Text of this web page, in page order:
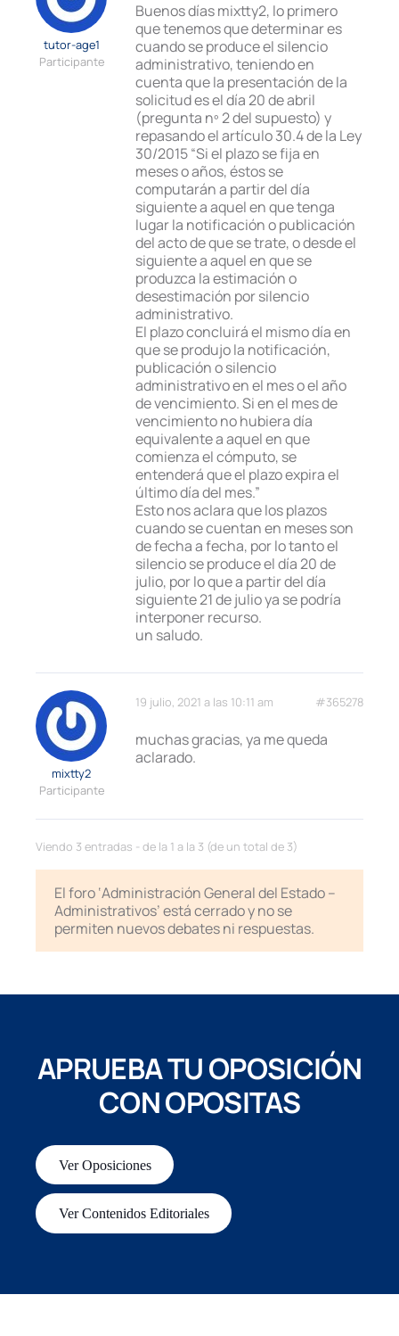
tutor-age1
Participante
Buenos días mixtty2, lo primero
que tenemos que determinar es
cuando se produce el silencio
administrativo, teniendo en
cuenta que la presentación de la
solicitud es el día 20 de abril
(pregunta nº 2 del supuesto) y
repasando el artículo 30.4 de la Ley
30/2015 “Si el plazo se fija en
meses o años, éstos se
computarán a partir del día
siguiente a aquel en que tenga
lugar la notificación o publicación
del acto de que se trate, o desde el
siguiente a aquel en que se
produzca la estimación o
desestimación por silencio
administrativo.
El plazo concluirá el mismo día en
que se produjo la notificación,
publicación o silencio
administrativo en el mes o el año
de vencimiento. Si en el mes de
vencimiento no hubiera día
equivalente a aquel en que
comienza el cómputo, se
entenderá que el plazo expira el
último día del mes.”
Esto nos aclara que los plazos
cuando se cuentan en meses son
de fecha a fecha, por lo tanto el
silencio se produce el día 20 de
julio, por lo que a partir del día
siguiente 21 de julio ya se podría
interponer recurso.
un saludo.
19 julio, 2021 a las 10:11 am #365278
mixtty2
Participante
muchas gracias, ya me queda
aclarado.
Viendo 3 entradas - de la 1 a la 3 (de un total de 3)
El foro ‘Administración General del Estado –
Administrativos’ está cerrado y no se
permiten nuevos debates ni respuestas.
APRUEBA TU OPOSICIÓN
CON OPOSITAS
Ver Oposiciones
Ver Contenidos Editoriales